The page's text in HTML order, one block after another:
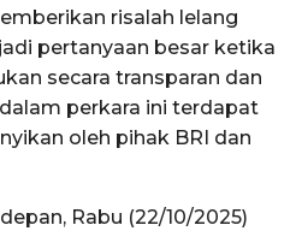
risalah lelang
pertanyaan besar ketika
secara transparan dan
perkara ini terdapat
oleh pihak BRI dan
Rabu (22/10/2025)